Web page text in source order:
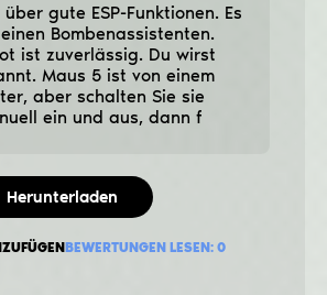
gute ESP-Funktionen. Es
Bombenassistenten.
ist zuverlässig. Du wirst
Maus 5 ist von einem
aber schalten Sie sie
ein und aus, dann f
Herunterladen
BEWERTUNGEN LESEN: 0